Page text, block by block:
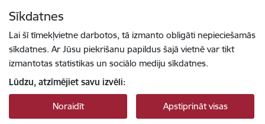
Sīkdatnes
Lai šī tīmekļvietne darbotos, tā izmanto obligāti nepieciešamās
sīkdatnes. Ar Jūsu piekrišanu papildus šajā vietnē var tikt
izmantotas statistikas un sociālo mediju sīkdatnes.
Lūdzu, atzīmējiet savu izvēli:
Noraidīt Apstiprināt visas